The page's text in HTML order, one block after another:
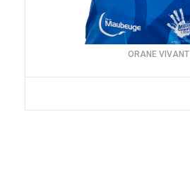
ORANE VIVANT